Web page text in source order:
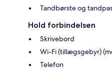
Tandbørste og
Hold forbindelsen
Skrivebord
Wi-Fi (tillægsgebyr)
Telefon